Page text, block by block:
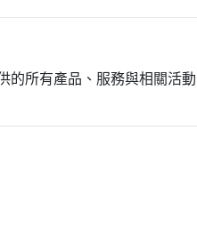
所有產品、服務與相關活